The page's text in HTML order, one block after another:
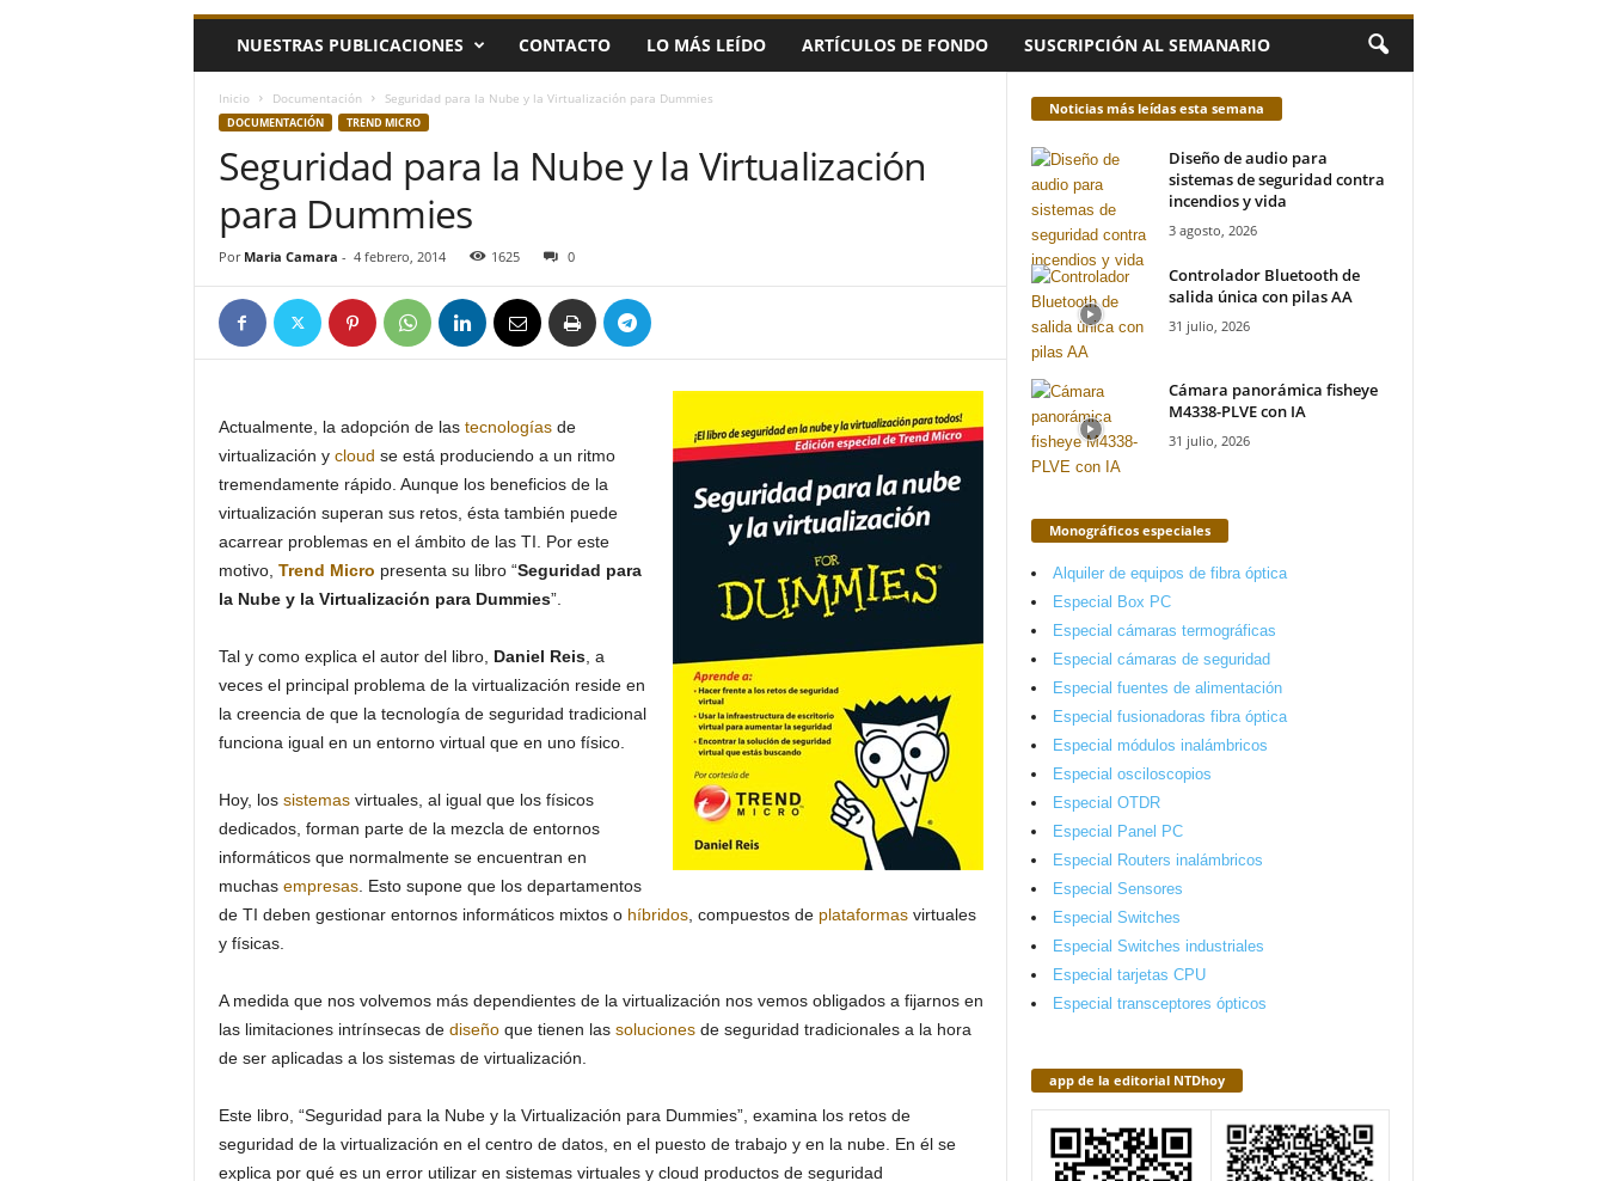
h
y
NUESTRAS PUBLICACIONES CONTACTO LO MÁS LEÍDO ARTÍCULOS DE FONDO SUSCRIPCIÓN AL SEMANARIO
Inicio Documentación Seguridad para la Nube y la Virtualización para Dummies
DOCUMENTACIÓN TREND MICRO
Seguridad para la Nube y la Virtualización
para Dummies
Por Maria Camara - 4 febrero, 2014 1625 0
Actualmente, la adopción de las tecnologíasde
virtualización y cloud se está produciendo a un ritmo
tremendamente rápido. Aunque los beneficios de la
virtualización superan sus retos, ésta también puede
acarrear problemas en el ámbito de las TI. Por este
motivo, Trend Micro presenta su libro “Seguridad para
la Nube y la Virtualización para Dummies”.
Tal y como explica el autor del libro, Daniel Reis, a
veces el principal problema de la virtualización reside en
la creencia de que la tecnología de seguridad tradicional
funciona igual en un entorno virtual que en uno físico.
Hoy, los sistemasvirtuales, al igual que los físicos
dedicados, forman parte de la mezcla de entornos
informáticos que normalmente se encuentran en
muchas empresas. Esto supone que los departamentos
de TI deben gestionar entornos informáticos mixtos o híbridos, compuestos de plataformasvirtuales
y físicas.
A medida que nos volvemos más dependientes de la virtualización nos vemos obligados a fijarnos en
las limitaciones intrínsecas de diseñoque tienen las solucionesde seguridad tradicionales a la hora
de ser aplicadas a los sistemas de virtualización.
Este libro, “Seguridad para la Nube y la Virtualización para Dummies”, examina los retos de
seguridad de la virtualización en el centro de datos, en el puesto de trabajo y en la nube. En él se
explica por qué es un error utilizar en sistemas virtuales y cloud productos de seguridad
Noticias más leídas esta semana
Diseño de audio para
sistemas de seguridad contra
incendios y vida
3 agosto, 2026
Controlador Bluetooth de
salida única con pilas AA
31 julio, 2026
Cámara panorámica fisheye
M4338-PLVE con IA
31 julio, 2026
Monográficos especiales
Alquiler de equipos de fibra óptica
Especial Box PC
Especial cámaras termográficas
Especial cámaras de seguridad
Especial fuentes de alimentación
Especial fusionadoras fibra óptica
Especial módulos inalámbricos
Especial osciloscopios
Especial OTDR
Especial Panel PC
Especial Routers inalámbricos
Especial Sensores
Especial Switches
Especial Switches industriales
Especial tarjetas CPU
Especial transceptores ópticos
app de la editorial NTDhoy